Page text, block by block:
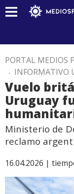
PORTAL MEDIOS
. INFORMATIVO
Vuelo
Uruguay
Ministerio de
reclamo
16.04.2026 |